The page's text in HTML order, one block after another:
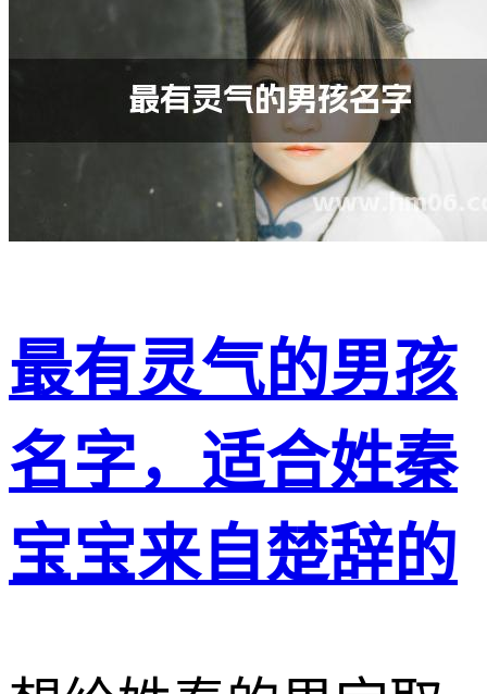
最有灵气的男孩
名字，适合姓秦
宝宝来自楚辞的